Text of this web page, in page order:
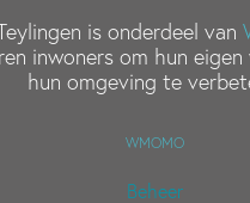
is onderdeel van
inwoners om hun
hun omgeving te
WMOMO
Beheer